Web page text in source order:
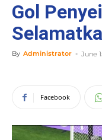
Gol
By Administrator - June
Facebook